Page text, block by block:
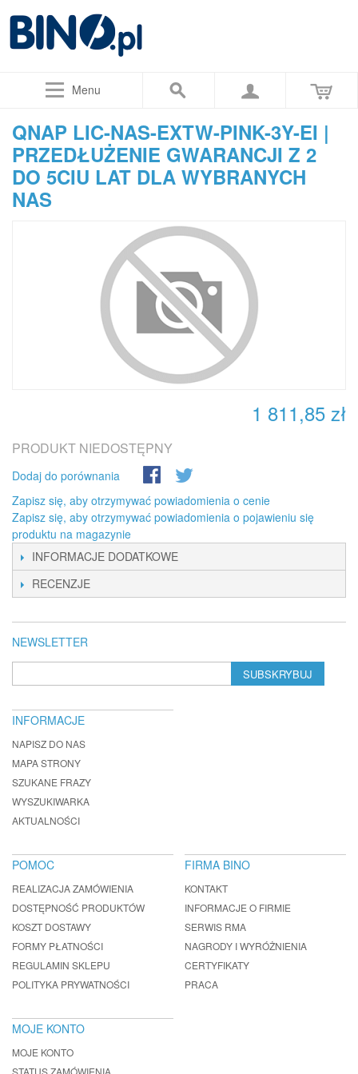
Menu
QNAP LIC-NAS-EXTW-PINK-3Y-EI |
PRZEDŁUŻENIE GWARANCJI Z 2
DO 5CIU LAT DLA WYBRANYCH
NAS
1 811,85 zł
PRODUKT NIEDOSTĘPNY
Dodaj do porównania
Zapisz się, aby otrzymywać powiadomienia o cenie
Zapisz się, aby otrzymywać powiadomienia o pojawieniu się
produktu na magazynie
INFORMACJE DODATKOWE
RECENZJE
NEWSLETTER
SUBSKRYBUJ
INFORMACJE
NAPISZ DO NAS
MAPA STRONY
SZUKANE FRAZY
WYSZUKIWARKA
AKTUALNOŚCI
POMOC
REALIZACJA ZAMÓWIENIA
DOSTĘPNOŚĆ PRODUKTÓW
KOSZT DOSTAWY
FORMY PŁATNOŚCI
REGULAMIN SKLEPU
POLITYKA PRYWATNOŚCI
FIRMA BINO
KONTAKT
INFORMACJE O FIRMIE
SERWIS RMA
NAGRODY I WYRÓŻNIENIA
CERTYFIKATY
PRACA
MOJE KONTO
MOJE KONTO
STATUS ZAMÓWIENIA